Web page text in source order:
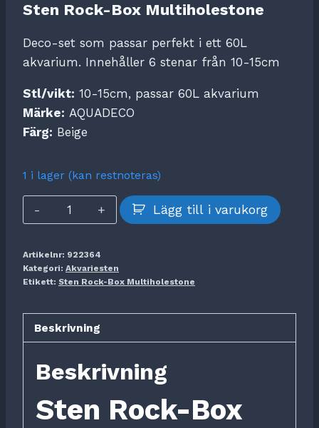
Sten Rock-Box Multiholestone
Deco-set som passar perfekt i ett 60L
akvarium. Innehåller 6 stenar från 10-15cm
Stl/vikt: 10-15cm, passar 60L akvarium
Märke: AQUADECO
Färg: Beige
1 i lager (kan restnoteras)
Sten
Rock-
Multiholestone
mängd
Lägg till i varukorg
Artikelnr: 922364
Kategori: Akvariesten
Etikett: Sten Rock-Box Multiholestone
Beskrivning
Beskrivning
Sten Rock-Box